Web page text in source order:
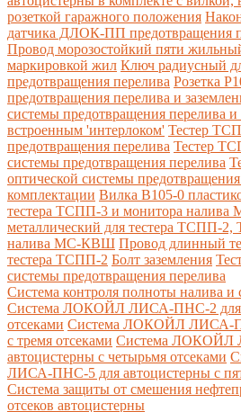
розеткой гаражного положения
датчика ДЛОК-ПП предотвращения
Провод морозостойкий пяти
маркировкой жил Ключ радиусный
предотвращения перелива Розетка
предотвращения перелива и
системы предотвращения перелива и
встроенным 'интерлоком' Тестер
предотвращения перелива Тестер
системы предотвращения перелива
оптической системы
комплектации Вилка В105-0
тестера ТСПП-3 и монитора
металлический для тестера ТСПП-
налива МС-КВШ Провод длинный
тестера ТСПП-2 Болт заземления
системы предотвращения перелива
Cистема контроля полноты налива и
Система ЛОКОЙЛ ЛИСА-ПНС-2 для
отсеками Система ЛОКОЙЛ ЛИСА-
с тремя отсеками Система ЛОКОЙЛ
автоцистерны с четырьмя отсеками
ЛИСА-ПНС-5 для автоцистерны с
Система защиты от смешения
отсеков автоцистерны